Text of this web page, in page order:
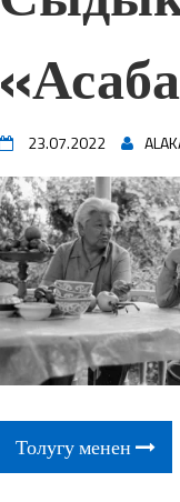
23.07.2022
Толугу менен